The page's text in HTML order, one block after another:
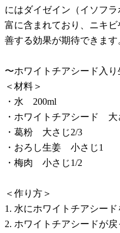
にはダイゼイン（イソフ
富に含まれており、ニキ
善する効果が期待できます
〜ホワイトチアシード入
＜材料＞
・水 200ml
・ホワイトチアシード 大
・葛粉 大さじ2/3
・おろし生姜 小さじ1
・梅肉 小さじ1/2
＜作り方＞
1. 水にホワイトチアシード
2. ホワイトチアシードが